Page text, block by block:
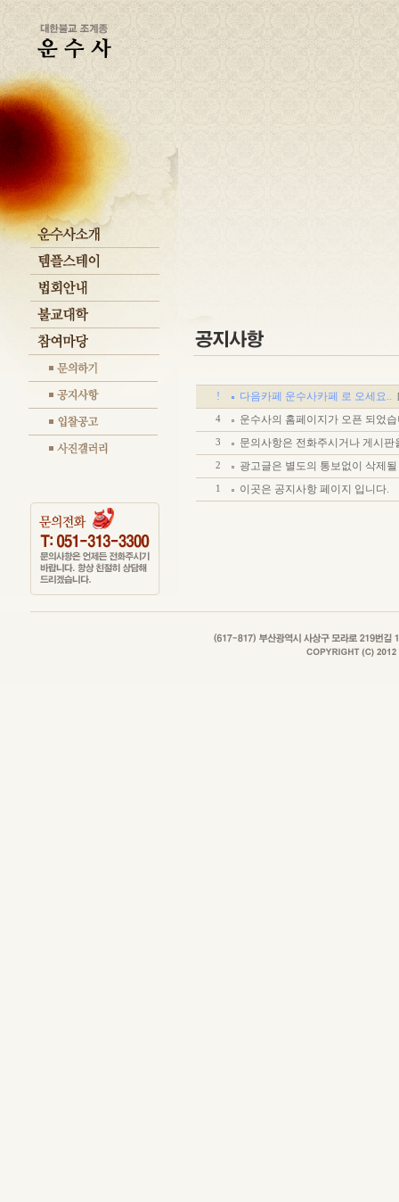
! 다음카페 운수사카페 로 오세요..
4 운수사의 홈페이지가 오픈 되었
3 문의사항은 전화주시거나 게시판
2 광고글은 별도의 통보없이 삭제
1 이곳은 공지사항 페이지 입니다.